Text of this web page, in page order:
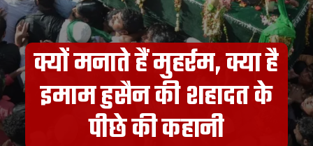
क्यों मनाते हैं मुहर्रम, क्या है
इमाम हुसैन की शहादत के
पीछे की कहानी